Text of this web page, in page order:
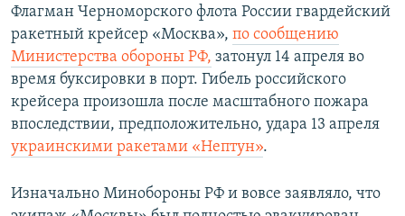
Флагман Черноморского флота России гвардейский
ракетный крейсер «Москва», по сообщению
Министерства обороны РФ, затонул 14 апреля во
время буксировки в порт. Гибель российского
крейсера произошла после масштабного пожара
впоследствии, предположительно, удара 13 апреля
украинскими ракетами «Нептун».
Изначально Минобороны РФ и вовсе заявляло, что